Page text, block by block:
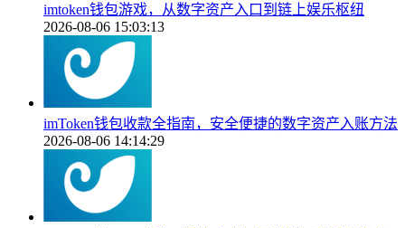
imtoken钱包游戏，从数字资产入口到链上娱乐枢纽
2026-08-06 15:03:13
imToken钱包收款全指南，安全便捷的数字资产入账方法
2026-08-06 14:14:29